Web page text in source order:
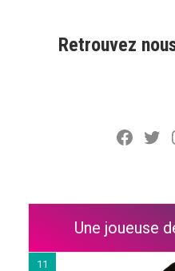
Retrouvez
Une joueuse
11